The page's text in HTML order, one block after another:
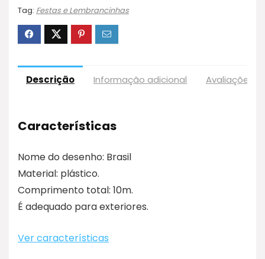
Tag: Festas e Lembrancinhas
Descrição Informação adicional Avaliações
Características
Nome do desenho: Brasil
Material: plástico.
Comprimento total: 10m.
É adequado para exteriores.
Ver características